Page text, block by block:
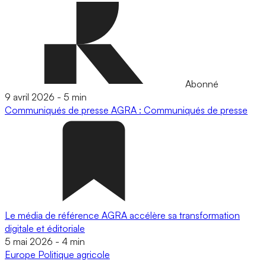
Abonné
9 avril 2026 - 5 min
Communiqués de presse AGRA : Communiqués de presse
Le média de référence AGRA accélère sa transformation
digitale et éditoriale
5 mai 2026 - 4 min
Europe Politique agricole